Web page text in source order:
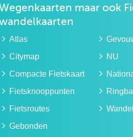
maar ook
Atlas
Citymap
Compacte Fietskaart
Fietsknooppunten
Fietsroutes
Gebonden
NU